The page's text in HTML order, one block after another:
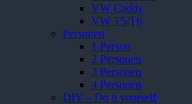
VW Caddy
VW T5/T6
Personen
1 Person
2 Personen
3 Personen
4 Personen
DIY – Do it yourself